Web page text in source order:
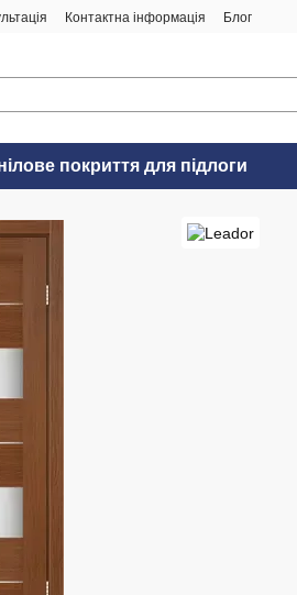
Контактна інформація Блог
покриття для підлоги